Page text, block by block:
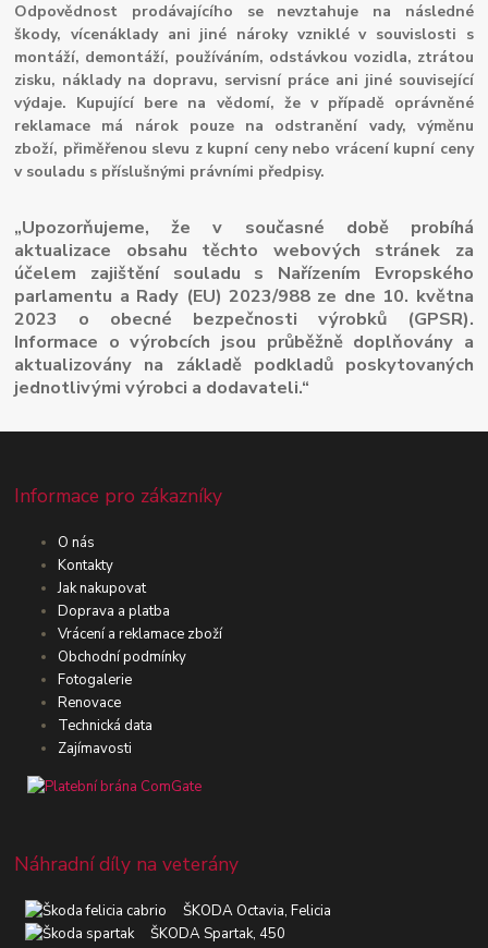
Odpovědnost prodávajícího se nevztahuje na následné
škody, vícenáklady ani jiné nároky vzniklé v souvislosti s
montáží, demontáží, používáním, odstávkou vozidla, ztrátou
zisku, náklady na dopravu, servisní práce ani jiné související
výdaje. Kupující bere na vědomí, že v případě oprávněné
reklamace má nárok pouze na odstranění vady, výměnu
zboží, přiměřenou slevu z kupní ceny nebo vrácení kupní ceny
v souladu s příslušnými právními předpisy.
„Upozorňujeme, že v současné době probíhá
aktualizace obsahu těchto webových stránek za
účelem zajištění souladu s Nařízením Evropského
parlamentu a Rady (EU) 2023/988 ze dne 10. května
2023 o obecné bezpečnosti výrobků (GPSR).
Informace o výrobcích jsou průběžně doplňovány a
aktualizovány na základě podkladů poskytovaných
jednotlivými výrobci a dodavateli.“
Informace pro zákazníky
O nás
Kontakty
Jak nakupovat
Doprava a platba
Vrácení a reklamace zboží
Obchodní podmínky
Fotogalerie
Renovace
Technická data
Zajímavosti
Náhradní díly na veterány
ŠKODA Octavia, Felicia
ŠKODA Spartak, 450